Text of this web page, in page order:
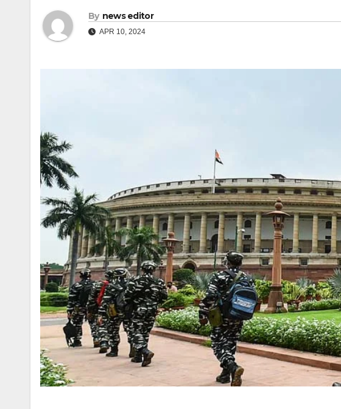
By news editor
APR 10, 2024